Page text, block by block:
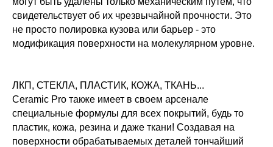
свидетельствует об их чрезвычайной прочности. Это
не просто полировка кузова или барьер - это
модификация поверхности на молекулярном уровне.
ЛКП, СТЕКЛА, ПЛАСТИК, КОЖА, ТКАНЬ...
Сeramic Pro также имеет в своем арсенале
специальные формулы для всех покрытий, будь то
пластик, кожа, резина и даже ткани! Создавая на
поверхности обрабатываемых деталей тончайший